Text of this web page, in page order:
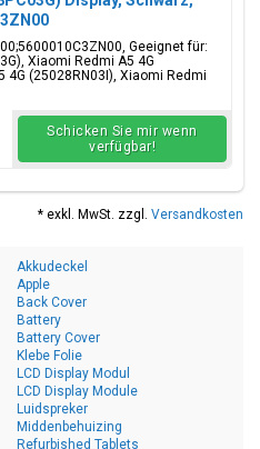
Geeignet für:
Xiaomi Redmi A5 4G
4G (25028RN03I), Xiaomi Redmi
Schicken Sie mir wenn
verfügbar!
* exkl. MwSt. zzgl. Versandkosten
Akkudeckel
Apple
Back Cover
Battery
Battery Cover
Klebe Folie
LCD Display Modul
LCD Display Module
Luidspreker
Middenbehuizing
Refurbished Tablets